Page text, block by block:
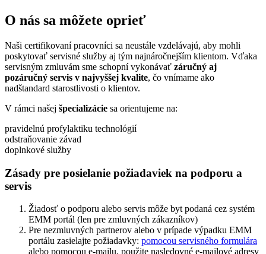
O nás sa môžete oprieť
Naši certifikovaní pracovníci sa neustále vzdelávajú, aby mohli
poskytovať servisné služby aj tým najnáročnejším klientom. Vďaka
servisným zmluvám sme schopní vykonávať záručný aj
pozáručný servis v najvyššej kvalite, čo vnímame ako
nadštandard starostlivosti o klientov.
V rámci našej špecializácie sa orientujeme na:
pravidelnú profylaktiku technológií
odstraňovanie závad
doplnkové služby
Zásady pre posielanie požiadaviek na podporu a
servis
Žiadosť o podporu alebo servis môže byt podaná cez systém
EMM portál (len pre zmluvných zákazníkov)
Pre nezmluvných partnerov alebo v prípade výpadku EMM
portálu zasielajte požiadavky: pomocou servisného formulára
alebo pomocou e-mailu, použite nasledovné e-mailové adresy